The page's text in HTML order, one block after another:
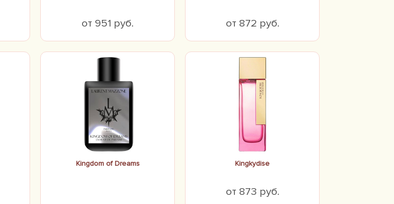
от 951 руб. от 872 руб.
Kingdom of Dreams Kingkydise
от 873 руб.